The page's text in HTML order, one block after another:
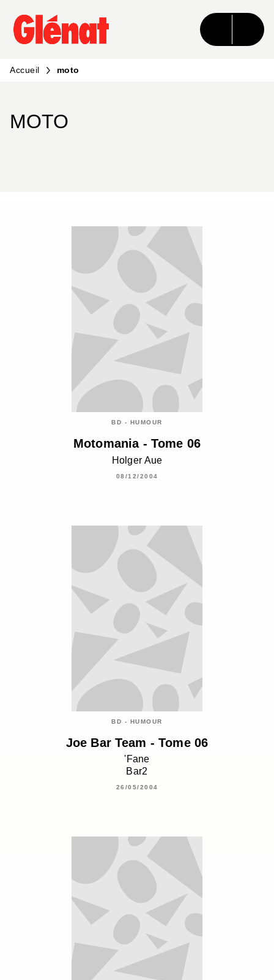
MENU RECHERCHE CONTENU
PIED DE PAGE
Accueil moto
MOTO
BD - HUMOUR
Motomania - Tome 06
Holger Aue
08/12/2004
BD - HUMOUR
Joe Bar Team - Tome 06
'Fane
Bar2
26/05/2004